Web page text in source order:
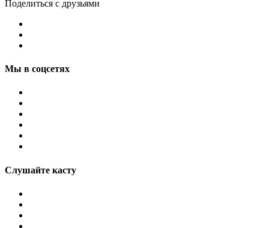
Поделиться с друзьями
Мы в соцсетях
Слушайте касту